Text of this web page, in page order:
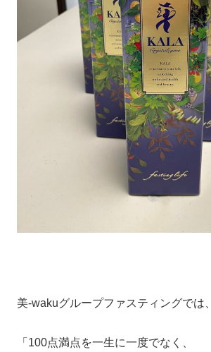
美-wakuグループファスティングでは、
「100点満点を一生に一度でなく、